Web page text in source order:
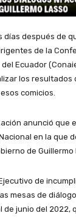
días después de
de la
Ecuador
los resultados
comicios.
anunció que
en la que
de Guillermo
de
mesas de
junio del 2022,